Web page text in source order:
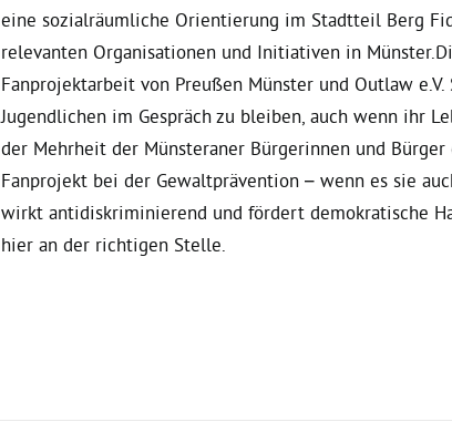
eine sozialräumliche Orientierung im Stadtteil Berg
relevanten Organisationen und Initiativen in
Fanprojektarbeit von Preußen Münster und Outlaw
Jugendlichen im Gespräch zu bleiben, auch wenn ihr
der Mehrheit der Münsteraner Bürgerinnen und
Fanprojekt bei der Gewaltprävention – wenn es sie
wirkt antidiskriminierend und fördert demokratische
hier an der richtigen Stelle.